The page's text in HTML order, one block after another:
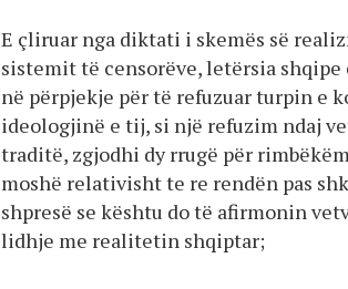
E çliruar nga diktati i skemës së
sistemit të censorëve, letërsia
në përpjekje për të refuzuar turpin e
ideologjinë e tij, si një refuzim ndaj
traditë, zgjodhi dy rrugë për
moshë relativisht te re rendën pas
shpresë se kështu do të afirmonin
lidhje me realitetin shqiptar;